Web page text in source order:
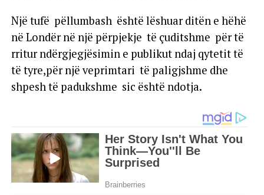
Një tufë pëllumbash është lëshuar ditën e hëhë
në Londër në një përpjekje të çuditshme për të
rritur ndërgjegjësimin e publikut ndaj qytetit të
të tyre,për një veprimtari të paligjshme dhe
shpesh të padukshme sic është ndotja.